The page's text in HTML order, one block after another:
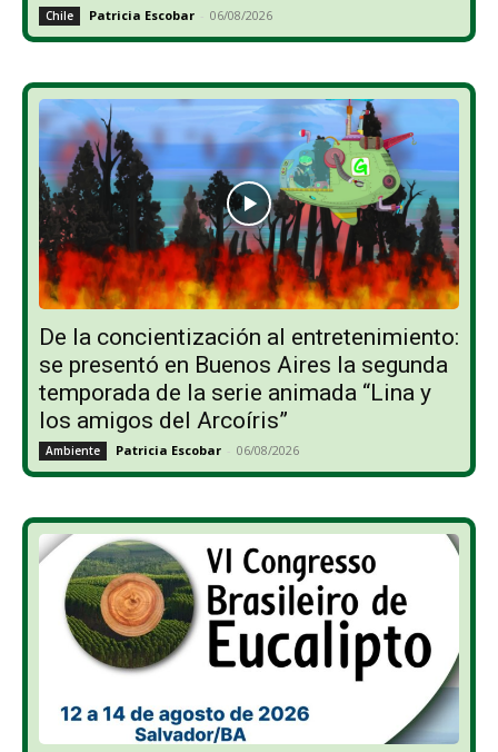
Chile Patricia Escobar - 06/08/2026
De la concientización al entretenimiento:
se presentó en Buenos Aires la segunda
temporada de la serie animada “Lina y
los amigos del Arcoíris”
Ambiente Patricia Escobar - 06/08/2026